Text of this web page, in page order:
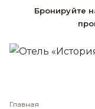
Бронируйте
Главная